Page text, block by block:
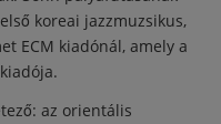
koreai jazzmuzsikus,
ECM kiadónál, amely a
az orientális